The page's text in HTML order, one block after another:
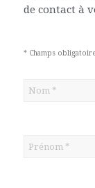
de contact à
* Champs